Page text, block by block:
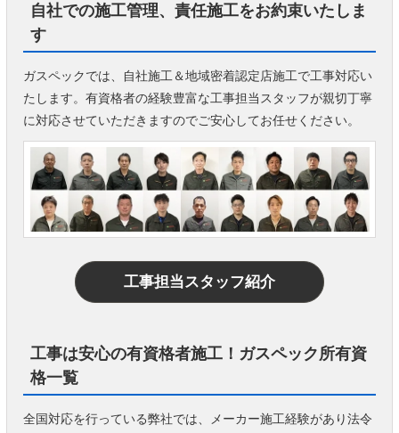
自社での施工管理、責任施工をお約束いたしま
す
ガスペックでは、自社施工＆地域密着認定店施工で工事対応い
たします。有資格者の経験豊富な工事担当スタッフが親切丁寧
に対応させていただきますのでご安心してお任せください。
工事担当スタッフ紹介
工事は安心の有資格者施工！ガスペック所有資
格一覧
全国対応を行っている弊社では、メーカー施工経験があり法令